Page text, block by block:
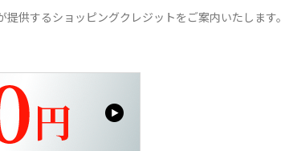
供するショッピングクレジットをご案内いたします。